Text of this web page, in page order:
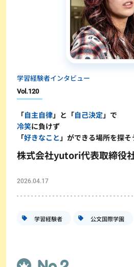
学習経験者インタビュー
Vol.120
「自主自律」と「自己決定」で
冷笑に負けず
「好きなこと」ができる場所を探そ
株式会社yutori代表取締役
2026.04.17
学習経験者 公文国際学園